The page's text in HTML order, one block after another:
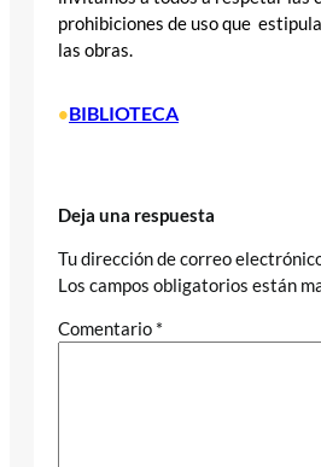
prohibiciones de uso que
las obras.
•BIBLIOTECA
Deja una respuesta
Tu dirección de correo
Los campos obligatorios están
Comentario *